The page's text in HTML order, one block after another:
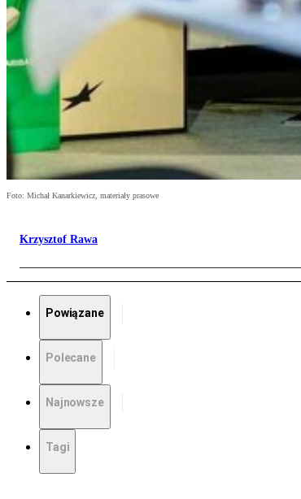
Foto: Michał Kanarkiewicz, materiały prasowe
Krzysztof Rawa
Powiązane
Polecane
Najnowsze
Tagi